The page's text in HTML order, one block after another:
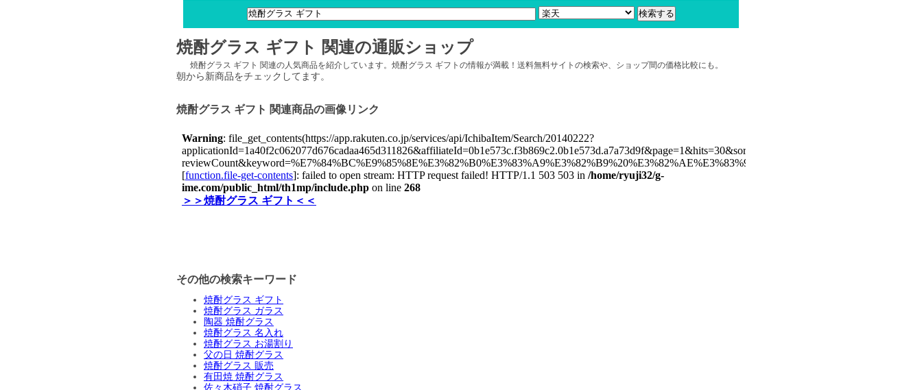
焼酎グラス ギフト 関連の通販ショップ
焼酎グラス ギフト 関連の人気商品を紹介しています。焼酎グラス ギフトの情報が満載！送料無料サイトの検索や、ショップ間の価格比較にも。
朝から新商品をチェックしてます。
焼酎グラス ギフト 関連商品の画像リンク
その他の検索キーワード
焼酎グラス ギフト
焼酎グラス ガラス
陶器 焼酎グラス
焼酎グラス 名入れ
焼酎グラス お湯割り
父の日 焼酎グラス
焼酎グラス 販売
有田焼 焼酎グラス
佐々木硝子 焼酎グラス